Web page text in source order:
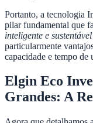
Portanto, a tecnologia
pilar fundamental que
inteligente e sustentável
particularmente
capacidade e tempo de
Elgin Eco
Grandes: A